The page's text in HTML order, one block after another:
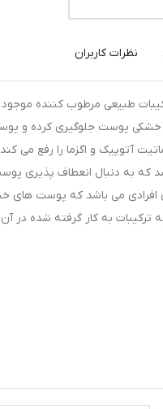
نظرات کاربران
15% سیوند با ترکیبات طبیعی
آتوپیک و اگزما را رفع می
که به دنبال انعطاف پذیری
افرادی می باشد که پوست
ترکیبات به کار گرفته شده